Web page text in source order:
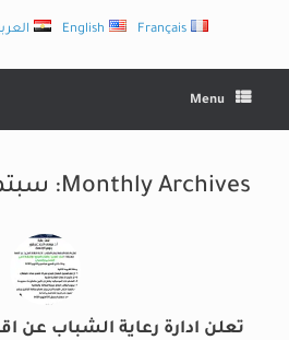
English Français
Menu
Monthly Archives:
تعلن ادارة رعاية الشباب عن